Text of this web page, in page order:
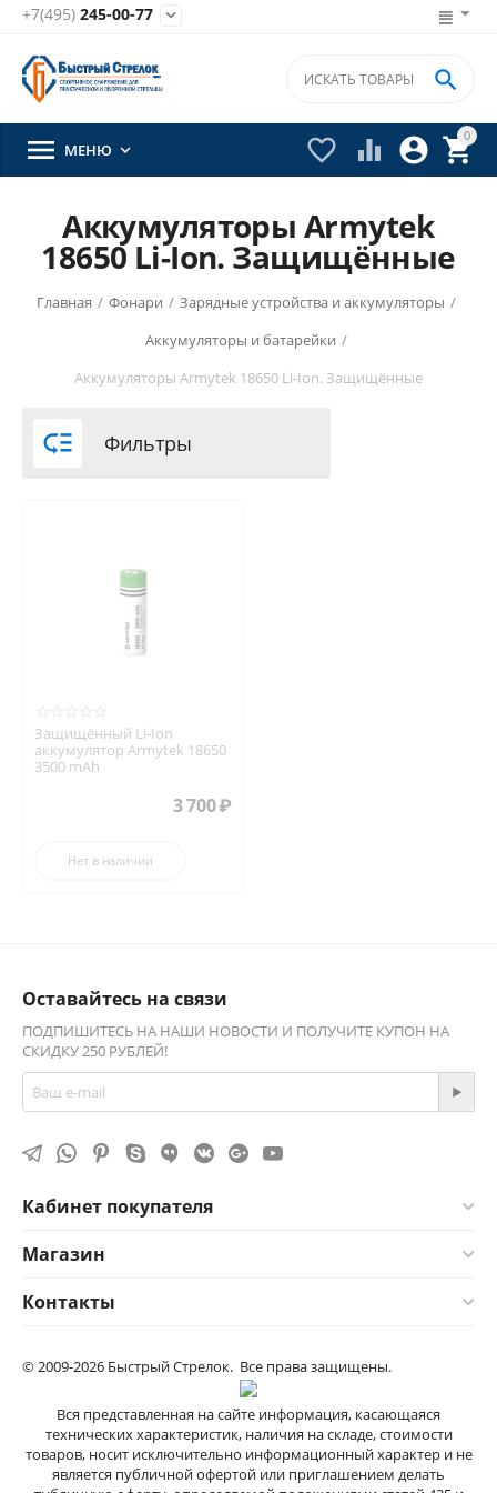
+7(495) 245-00-77 
0


 

 МЕНЮ 
Аккумуляторы Armytek
18650 Li-Ion. Защищённые
Главная / Фонари / Зарядные устройства и аккумуляторы /
Аккумуляторы и батарейки /
Аккумуляторы Armytek 18650 Li-Ion. Защищённые
 Фильтры
Защищённый Li-Ion
аккумулятор Armytek 18650
3500 mAh
3 700₽
Нет в наличии
Оставайтесь на связи
ПОДПИШИТЕСЬ НА НАШИ НОВОСТИ И ПОЛУЧИТЕ КУПОН НА
СКИДКУ 250 РУБЛЕЙ!
Кабинет покупателя
Магазин
Контакты
© 2009-2026 Быстрый Стрелок. Все права защищены.
Вся представленная на сайте информация, касающаяся
технических характеристик, наличия на складе, стоимости
товаров, носит исключительно информационный характер и не
является публичной офертой или приглашением делать